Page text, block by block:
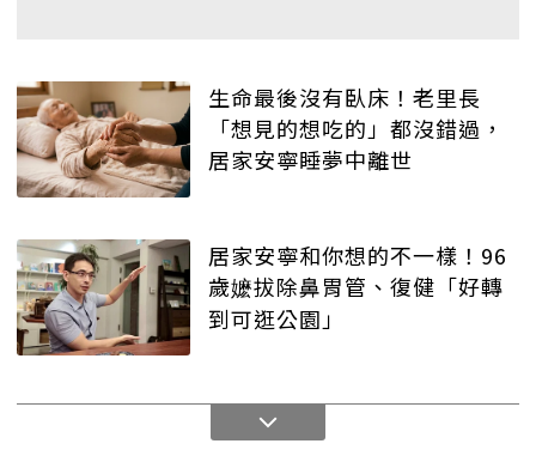
生命最後沒有臥床！老里長
「想見的想吃的」都沒錯過，
居家安寧睡夢中離世
居家安寧和你想的不一樣！96
歲嬷拔除鼻胃管、復健「好轉
到可逛公園」